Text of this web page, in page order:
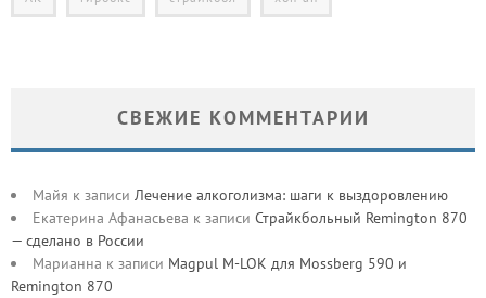
СВЕЖИЕ КОММЕНТАРИИ
Майя к записи Лечение алкоголизма: шаги к выздоровлению
Екатерина Афанасьева к записи Страйкбольный Remington 870
— сделано в России
Марианна к записи Magpul M-LOK для Mossberg 590 и
Remington 870